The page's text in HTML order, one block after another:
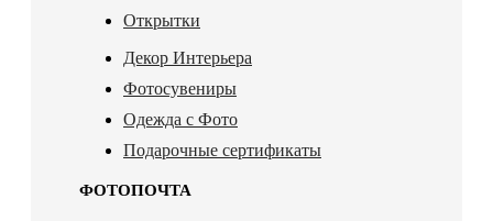
Открытки
Декор Интерьера
Фотосувениры
Одежда с Фото
Подарочные сертификаты
ФОТОПОЧТА